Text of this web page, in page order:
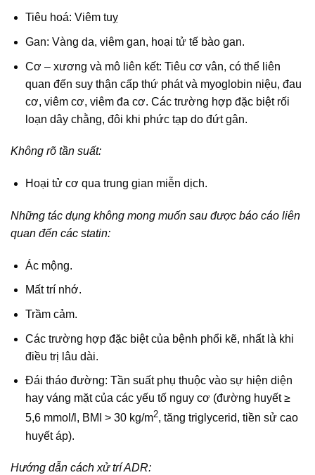
Tiêu hoá: Viêm tuỵ
Gan: Vàng da, viêm gan, hoại tử tế bào gan.
Cơ – xương và mô liên kết: Tiêu cơ vân, có thể liên
quan đến suy thận cấp thứ phát và myoglobin niệu, đau
cơ, viêm cơ, viêm đa cơ. Các trường hợp đặc biệt rối
loạn dây chằng, đôi khi phức tạp do đứt gân.
Không rõ tần suất:
Hoại tử cơ qua trung gian miễn dịch.
Những tác dụng không mong muốn sau được báo cáo liên
quan đến các statin:
Ác mộng.
Mất trí nhớ.
Trầm cảm.
Các trường hợp đặc biệt của bệnh phổi kẽ, nhất là khi
điều trị lâu dài.
Đái tháo đường: Tần suất phụ thuộc vào sự hiện diện
hay váng mặt của các yếu tố nguy cơ (đường huyết ≥
5,6 mmol/l, BMI > 30 kg/m2, tăng triglycerid, tiền sử cao
huyết áp).
Hướng dẫn cách xử trí ADR: